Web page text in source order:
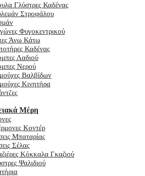
Γλύστρες Καδένας
Στροφάλου
Φυγοκεντρικού
Άνω Κάτω
Καδένας
Λαδιού
Νερού
Βαλβίδων
Κινητήρα
Μέρη
Κοντέρ
Μπαταρίας
Σέλας
Κόκκαλα Γκαζιού
Ψαλιδιού